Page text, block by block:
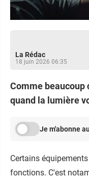
La Rédac
18 juin 2026 06:35
Comme beaucoup
quand la lumière
Je m'abonne
Certains
fonctions. C'est